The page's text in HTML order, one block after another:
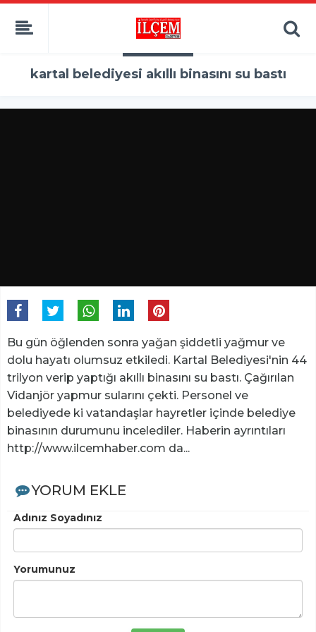
kartal belediyesi akıllı binasını su bastı
Bu gün öğlenden sonra yağan şiddetli yağmur ve
dolu hayatı olumsuz etkiledi. Kartal Belediyesi'nin 44
trilyon verip yaptığı akıllı binasını su bastı. Çağırılan
Vidanjör yapmur sularını çekti. Personel ve
belediyede ki vatandaşlar hayretler içinde belediye
binasının durumunu incelediler. Haberin ayrıntıları
http://www.ilcemhaber.com da...
YORUM EKLE
Adınız Soyadınız
Yorumunuz